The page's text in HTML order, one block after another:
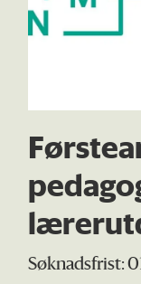
Søknadsfrist: